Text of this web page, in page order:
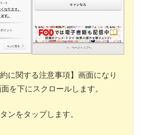
に関する注意事項】画面になり
を下にスクロールします。
ンをタップします。